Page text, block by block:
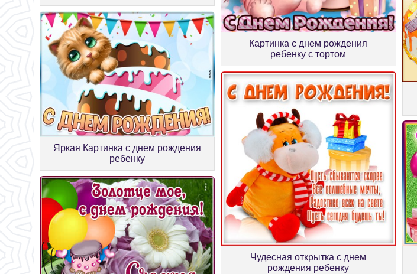
Картинка с днем рождения
ребенку с тортом
Яркая Картинка с днем рождения
ребенку
Чудесная открытка с днем
рождения ребенку